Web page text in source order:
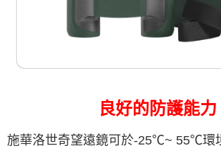
良好的防護能力
施華洛世奇望遠鏡可於-25℃~ 55℃環